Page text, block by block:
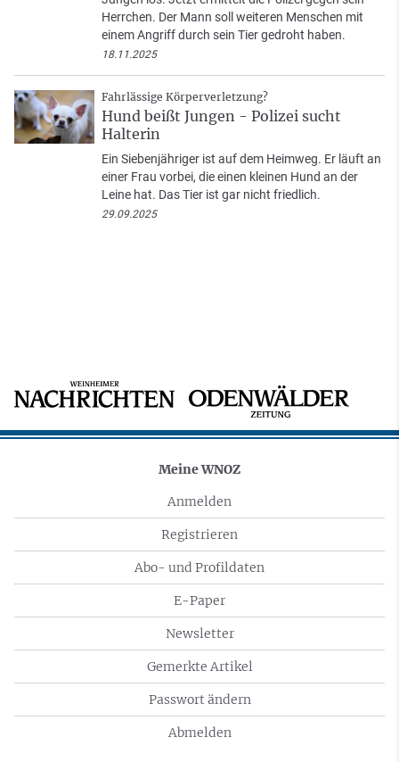
Herrchen. Der Mann soll weiteren Menschen mit
einem Angriff durch sein Tier gedroht haben.
18.11.2025
Fahrlässige Körperverletzung?
Hund beißt Jungen - Polizei sucht
Halterin
Ein Siebenjähriger ist auf dem Heimweg. Er läuft an
einer Frau vorbei, die einen kleinen Hund an der
Leine hat. Das Tier ist gar nicht friedlich.
29.09.2025
Meine WNOZ
Anmelden
Registrieren
Abo- und Profildaten
E-Paper
Newsletter
Gemerkte Artikel
Passwort ändern
Abmelden